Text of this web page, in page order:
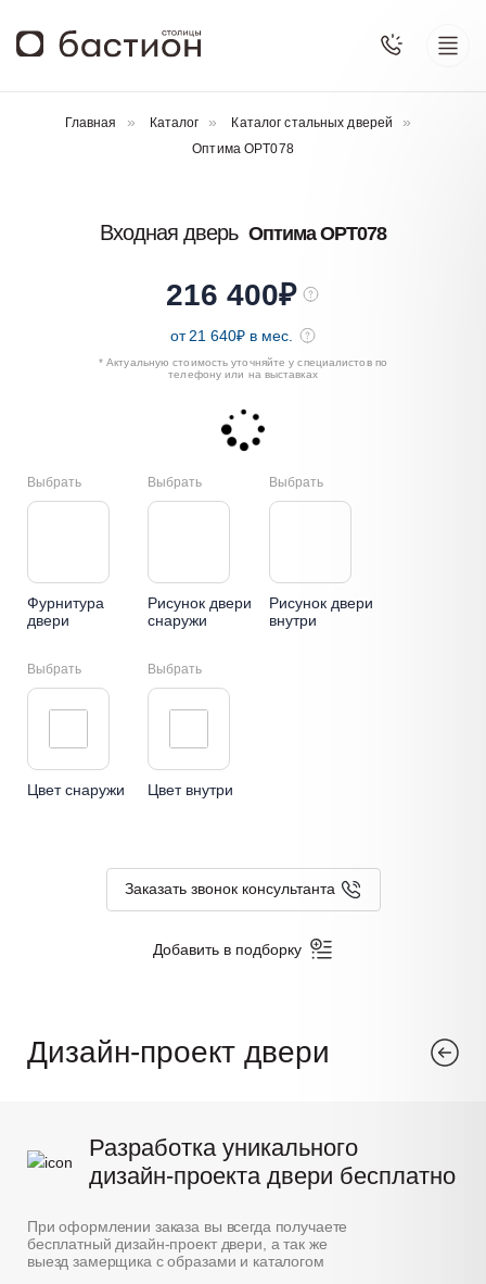
Главная Каталог
Каталог стальных дверей
Оптима OPT078
Входная дверь Оптима OPT078
216 400₽
от 21 640₽ в мес.
* Актуальную стоимость уточняйте у специалистов по
телефону или на выставках
Выбрать
Фурнитура
двери
Выбрать
Рисунок двери
снаружи
Выбрать
Рисунок двери
внутри
Выбрать
Цвет снаружи
Выбрать
Цвет внутри
Заказать звонок консультанта
Дизайн-проект двери
Разработка уникального
дизайн-проекта двери бесплатно
При оформлении заказа вы всегда получаете
бесплатный дизайн-проект двери, а так же
выезд замерщика с образами и каталогом